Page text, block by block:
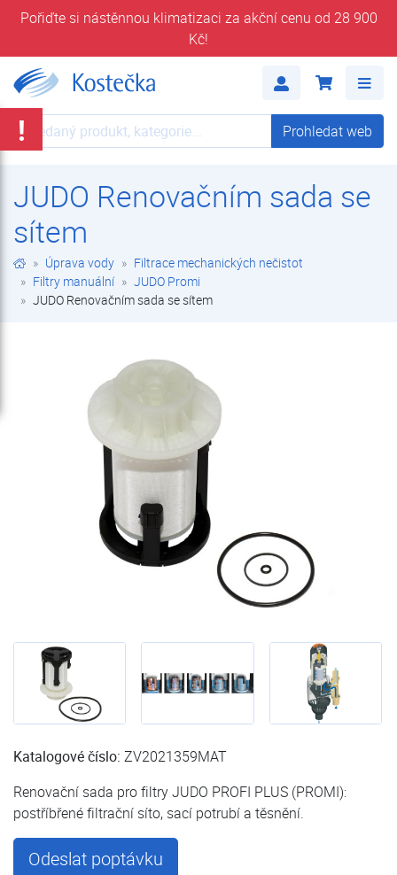
Pořiďte si nástěnnou klimatizaci za akční cenu od 28 900
Kč!
Prohledat web Prohledat web
JUDO Renovačním sada se
sítem
Úprava vody
Filtrace mechanických nečistot
Filtry manuální
JUDO Promi
JUDO Renovačním sada se sítem
Katalogové číslo: ZV2021359MAT
Renovační sada pro filtry JUDO PROFI PLUS (PROMI):
postříbřené filtrační síto, sací potrubí a těsnění.
Odeslat poptávku
!